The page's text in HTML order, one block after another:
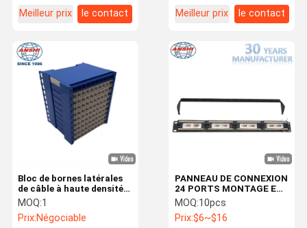
Meilleur prix
le contact
Meilleur prix
le contact
PANNEAU DE CONNEXION
24 PORTS MONTAGE EN
RACK 19 POUCES
CAT5E/CAT6/CAT6 UTP
PANNEAU DE CONNEXION
MOQ:10pcs
Prix:$6~$16
Bloc de bornes latérales
de câble à haute densité
de 100 paires avec
protection contre la
tension et le courant pour
MOQ:1
Prix:Négociable